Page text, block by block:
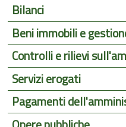
Bilanci
Beni immobili e
Controlli e rilievi
Servizi erogati
Pagamenti